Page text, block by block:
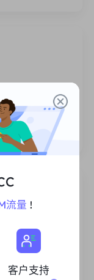
。您可以一
每一个客户
流量 !
客户支持